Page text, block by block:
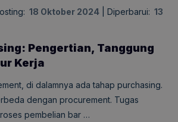
18 Oktober 2024 Diperbarui: 13
Pengertian, Tanggung
Kerja
di dalamnya ada tahap purchasing.
dengan procurement. Tugas
pembelian bar …